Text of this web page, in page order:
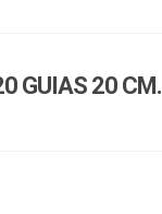
GUIAS 20 CM.